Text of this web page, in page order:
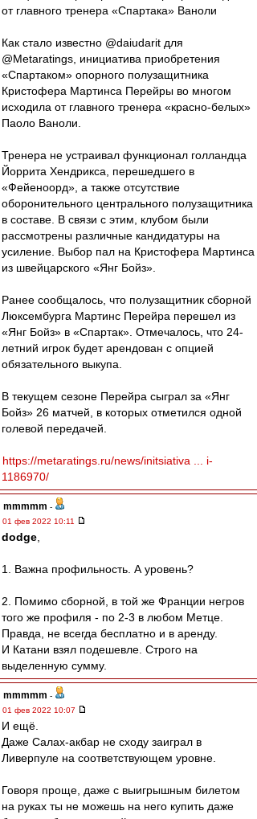
от главного тренера «Спартака» Ваноли
Как стало известно @daiudarit для
@Metaratings, инициатива приобретения
«Спартаком» опорного полузащитника
Кристофера Мартинса Перейры во многом
исходила от главного тренера «красно-белых»
Паоло Ваноли.
Тренера не устраивал функционал голландца
Йоррита Хендрикса, перешедшего в
«Фейеноорд», а также отсутствие
оборонительного центрального полузащитника
в составе. В связи с этим, клубом были
рассмотрены различные кандидатуры на
усиление. Выбор пал на Кристофера Мартинса
из швейцарского «Янг Бойз».
Ранее сообщалось, что полузащитник сборной
Люксембурга Мартинс Перейра перешел из
«Янг Бойз» в «Спартак». Отмечалось, что 24-
летний игрок будет арендован с опцией
обязательного выкупа.
В текущем сезоне Перейра сыграл за «Янг
Бойз» 26 матчей, в которых отметился одной
голевой передачей.
https://metaratings.ru/news/initsiativa ... i-
1186970/
mmmmm -
01 фев 2022 10:11
dodge
1. Важна профильность. А уровень?
2. Помимо сборной, в той же Франции негров
того же профиля - по 2-3 в любом Метце.
Правда, не всегда бесплатно и в аренду.
И Катани взял подешевле. Строго на
выделенную сумму.
mmmmm -
01 фев 2022 10:07
И ещё.
Даже Салах-акбар не сходу заиграл в
Ливерпуле на соответствующем уровне.
Говоря проще, даже с выигрышным билетом
на руках ты не можешь на него купить даже